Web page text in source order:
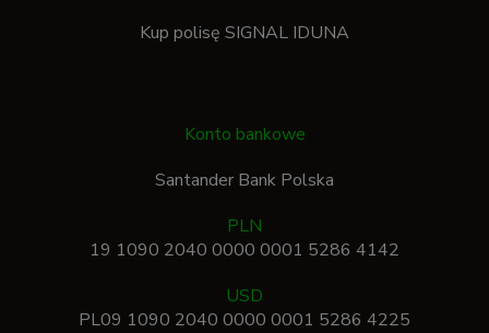
Kup polisę SIGNAL IDUNA
Konto bankowe
Santander Bank Polska
PLN
19 1090 2040 0000 0001 5286 4142
USD
PL09 1090 2040 0000 0001 5286 4225